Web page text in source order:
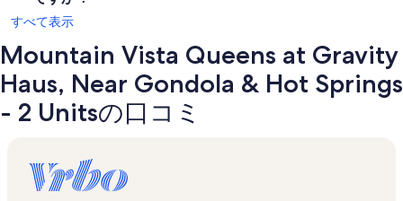
すべて表示
Mountain Vista Queens at Gravity
Haus, Near Gondola & Hot Springs
- 2 Unitsの口コミ